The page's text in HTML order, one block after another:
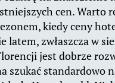
cen. Warto
kiedy ceny
latem, zwłaszcza w
jest dobrze
szukać standardowo